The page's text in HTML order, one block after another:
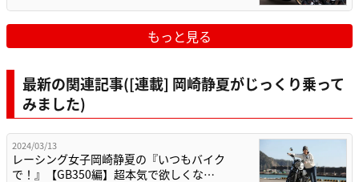
もっと見る
最新の関連記事([連載] 岡崎静夏がじっくり乗って
みました)
2024/03/13
レーシング女子岡崎静夏の『いつもバイク
で！』【GB350編】超本気で欲しくな…